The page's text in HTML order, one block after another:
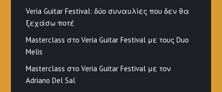
Veria Guitar Festival: δύο συναυλίες που δεν θα
ξεχάσω ποτέ
Masterclass στο Veria Guitar Festival με τους Duo
Melis
Masterclass στο Veria Guitar Festival με τον
Adriano Del Sal